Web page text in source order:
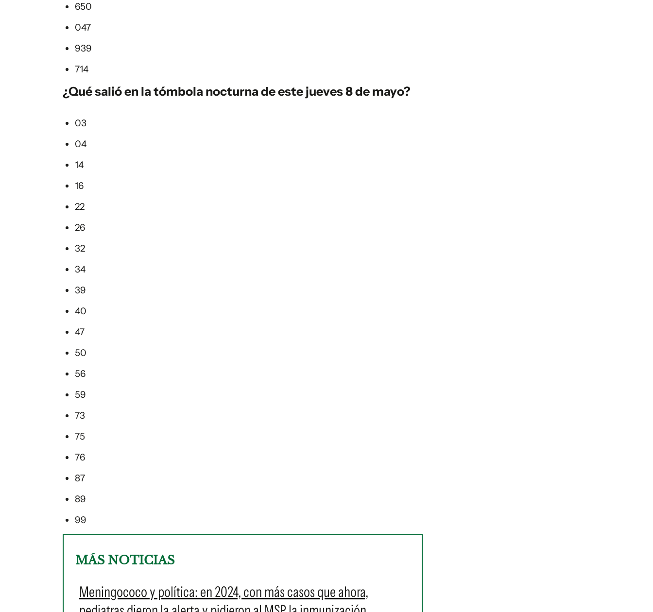
650
047
939
714
¿Qué salió en la tómbola nocturna de este jueves 8 de mayo?
03
04
14
16
22
26
32
34
39
40
47
50
56
59
73
75
76
87
89
99
MÁS NOTICIAS
Meningococo y política: en 2024, con más casos que ahora,